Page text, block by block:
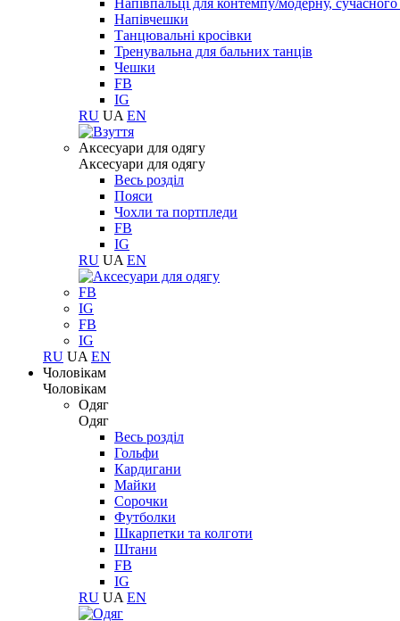
Напівпальці для контемпу/модерну,
Напівчешки
Танцювальні кросівки
Тренувальна для бальних танців
Чешки
FB
IG
RU UA EN
Aксесуари для одягу
Aксесуари для одягу
Весь розділ
Пояси
Чохли та портпледи
FB
IG
RU UA EN
FB
IG
FB
IG
RU UA EN
Чоловікам
Чоловікам
Одяг
Одяг
Весь розділ
Гольфи
Кардигани
Майки
Сорочки
Футболки
Шкарпетки та колготи
Штани
FB
IG
RU UA EN